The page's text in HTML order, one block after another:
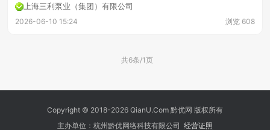
上海三利泵业（集团）有限公司
2026-06-10 15:24 浏览 608
共6条/1页
Copyright © 2018-2026 QianU.Com 黔优网 版权所有
主办单位：杭州黔优网络科技有限公司 经营证照